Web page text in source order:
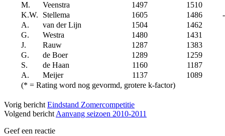
M.
Veenstra 1497
1510
K.W.
Stellema 1605 1486
A.
van der Lijn 1504
1462
G.
Westra 1480
1431
J.
Rauw 1287
1383
G.
de Boer 1289
1259
S.
de Haan 1160
1187
A.
Meijer 1137
1089
(* = Rating word nog gevormd, grotere k-factor)
Vorig bericht Eindstand Zomercompetitie
Volgend berichtAanvang seizoen 2010-2011
Geef een reactie